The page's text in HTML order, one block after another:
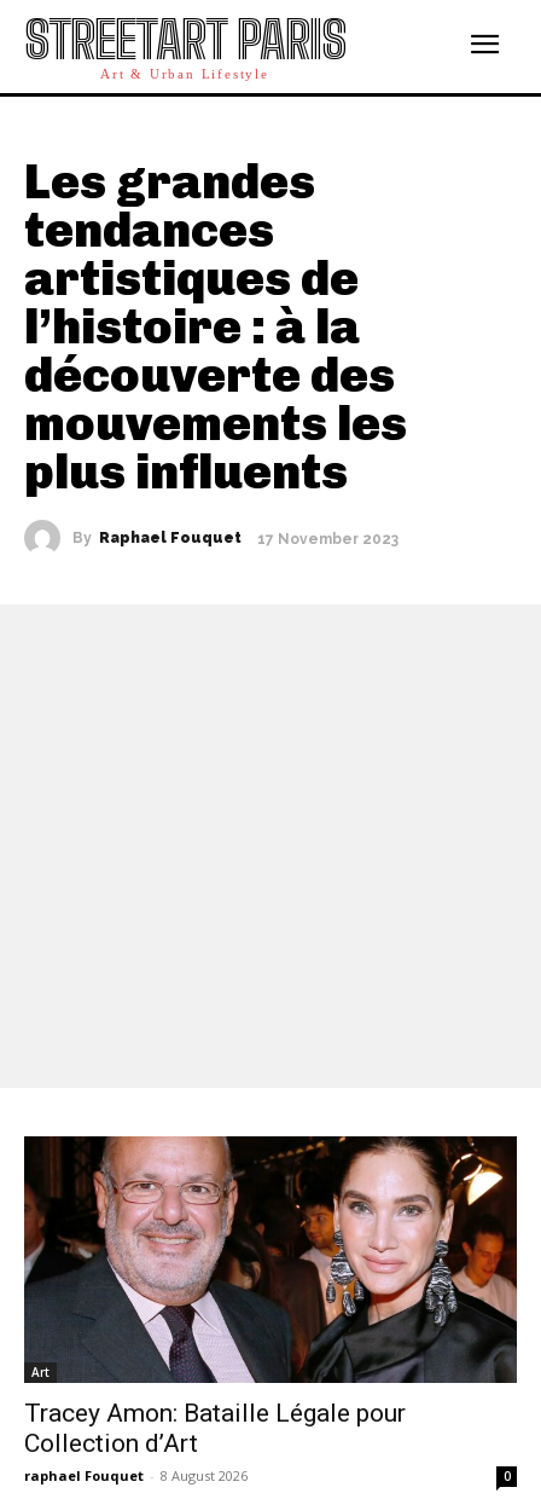
STREETART PARIS
Art & Urban Lifestyle
Les grandes
tendances
artistiques de
l’histoire : à la
découverte des
mouvements les
plus influents
By Raphael Fouquet 17 November 2023
Art
Tracey Amon: Bataille Légale pour
Collection d’Art
raphael Fouquet - 8 August 2026 0